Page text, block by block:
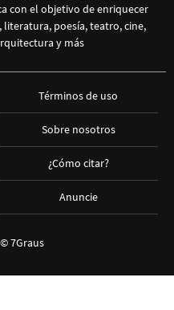
con el objetivo de enriquecer
literatura, poesía, teatro, cine,
y más
Términos de uso
Sobre nosotros
¿Cómo citar?
Anuncie
©7Graus